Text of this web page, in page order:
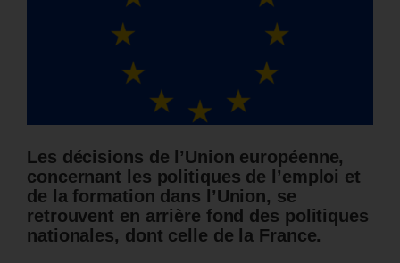
Les décisions de l’Union européenne,
concernant les politiques de l’emploi et
de la formation dans l’Union, se
retrouvent en arrière fond des politiques
nationales, dont celle de la France.